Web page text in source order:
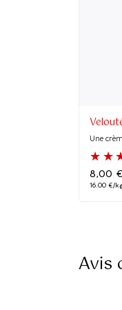
Une
8,00 €
16.00 €/
Avis